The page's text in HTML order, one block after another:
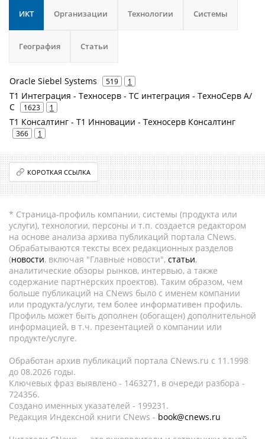
ИКТ Организации Технологии Системы
География Статьи
Oracle Siebel Systems 519 1
Т1 Интеграция - Техносерв - ТС интеграция - ТехноСерв А/
С
1623 1
Т1 Консалтинг - Т1 Инновации - Техносерв Консалтинг
366 1
КОРОТКАЯ ССЫЛКА
* Страница-профиль компании, системы (продукта или
услуги), технологии, персоны и т.п. создается редактором
на основе анализа архива публикаций портала CNews.
Обрабатываются тексты всех редакционных разделов
(новости, включая "Главные новости", статьи,
аналитические обзоры рынков, интервью, а также
содержание партнёрских проектов). Таким образом, чем
больше публикаций на CNews было с именем компании
или продукта/услуги, тем более информативен профиль.
Профиль может быть дополнен (обогащен) дополнительной
информацией, в т.ч. презентацией о компании или
продукте/услуге.
Обработан архив публикаций портала CNews.ru c 11.1998
до 08.2026 годы.
Ключевых фраз выявлено - 1463271, в очереди разбора -
724356.
Создано именных указателей - 199231.
Редакция Индексной книги CNews - book@cnews.ru